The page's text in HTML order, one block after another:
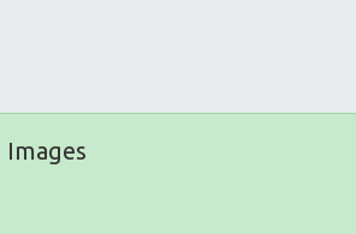
Images